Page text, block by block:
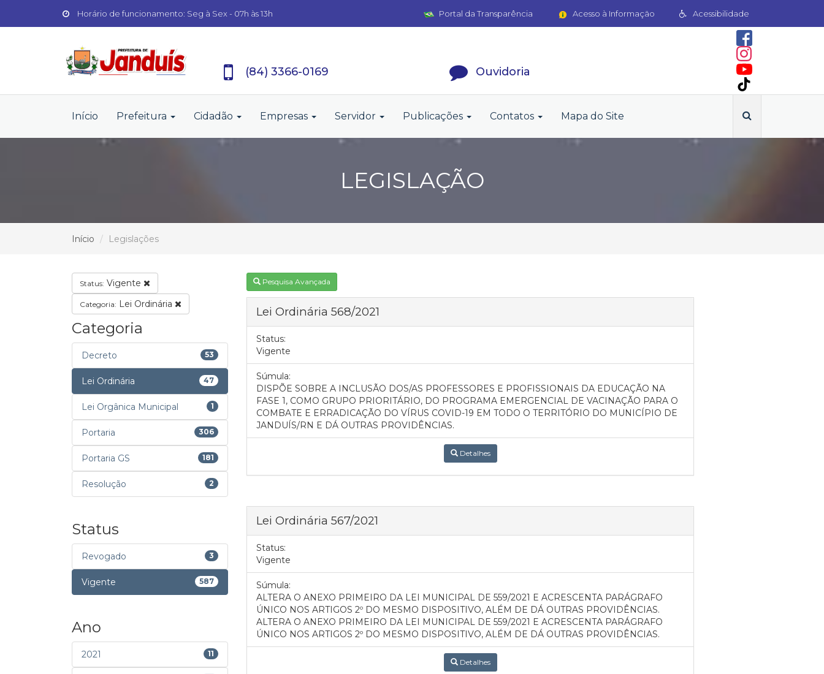
Horário de funcionamento: Seg à Sex - 07h às 13h Acessibilidade
Acesso à Informação
Portal da Transparência
(84) 3366-0169 Ouvidoria
Início Prefeitura Cidadão Empresas Servidor Publicações Contatos Mapa do Site
LEGISLAÇÃO
Início Legislações
Status: Vigente
Categoria: Lei Ordinária
Categoria
Decreto 53
Lei Ordinária 47
Lei Orgânica Municipal 1
Portaria 306
Portaria GS 181
Resolução 2
Status
Revogado 3
Vigente 587
Ano
2021 11
Pesquisa Avançada
Lei Ordinária 568/2021
Status:
Vigente
Súmula:
DISPÕE SOBRE A INCLUSÃO DOS/AS PROFESSORES E PROFISSIONAIS DA EDUCAÇÃO NA
FASE 1, COMO GRUPO PRIORITÁRIO, DO PROGRAMA EMERGENCIAL DE VACINAÇÃO PARA O
COMBATE E ERRADICAÇÃO DO VÍRUS COVID-19 EM TODO O TERRITÓRIO DO MUNICÍPIO DE
JANDUÍS/RN E DÁ OUTRAS PROVIDÊNCIAS.
Detalhes
Lei Ordinária 567/2021
Status:
Vigente
Súmula:
ALTERA O ANEXO PRIMEIRO DA LEI MUNICIPAL DE 559/2021 E ACRESCENTA PARÁGRAFO
ÚNICO NOS ARTIGOS 2º DO MESMO DISPOSITIVO, ALÉM DE DÁ OUTRAS PROVIDÊNCIAS.
ALTERA O ANEXO PRIMEIRO DA LEI MUNICIPAL DE 559/2021 E ACRESCENTA PARÁGRAFO
ÚNICO NOS ARTIGOS 2º DO MESMO DISPOSITIVO, ALÉM DE DÁ OUTRAS PROVIDÊNCIAS.
Detalhes